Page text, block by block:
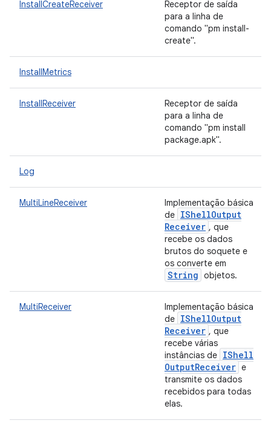
InstallCreateReceiver
Receptor de saída
para a linha de
comando "pm install-
create".
InstallMetrics
InstallReceiver
Receptor de saída
para a linha de
comando "pm install
package.apk".
Log
MultiLineReceiver
Implementação básica
de IShellOutput
Receiver , que
recebe os dados
brutos do soquete e
os converte em
String objetos.
MultiReceiver
Implementação básica
de IShellOutput
Receiver , que
recebe várias
instâncias de IShell
OutputReceiver e
transmite os dados
recebidos para todas
elas.